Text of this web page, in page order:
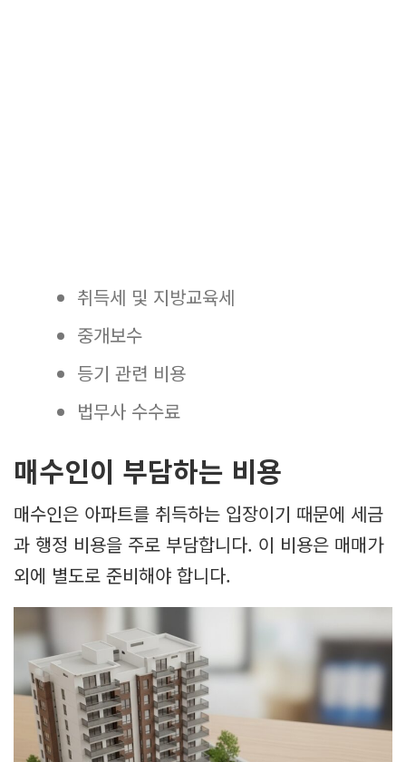
취득세 및 지방교육세
중개보수
등기 관련 비용
법무사 수수료
매수인이 부담하는 비용
매수인은 아파트를 취득하는 입장이기 때문에 세금
과 행정 비용을 주로 부담합니다. 이 비용은 매매가
외에 별도로 준비해야 합니다.